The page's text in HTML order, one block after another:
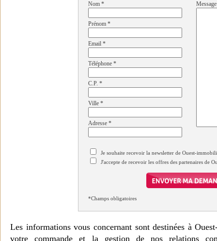
Nom *
Prénom *
Email *
Téléphone *
C.P. *
Ville *
Adresse *
Message
Je souhaite recevoir la newsletter de Ouest-
J'accepte de recevoir les offres des partenaires de
*Champs obligatoires
Les informations vous concernant sont destinées à
votre commande et la gestion de nos relations